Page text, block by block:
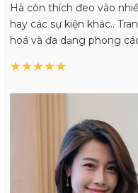
Hà còn thích đeo vào
hay các sự kiện khác..
hoá và đa dạng phong
★★★★★